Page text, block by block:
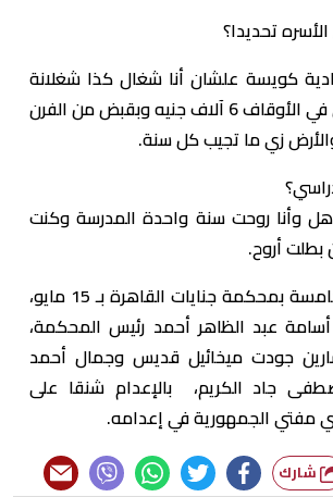
تحديدا؟
كويسة علشان أنا شغال كذا شغلانة
وبقبض من شغلي في الأوقاف 6 آلاف جنيه وبقبض من الفرن
وأنا روحت سنة واحدة المدرسة وكنت
أروح.
وقضت الدائرة الخامسة بمحكمة جنايات القاهرة بـ 15 مايو،
أسامة عبد الظاهر أحمد رئيس المحكمة،
جودت ميخائيل قديس وجمال أحمد
جاد الكريم، بالإعدام شنقا على
مفتي الجمهورية في إعدامه.